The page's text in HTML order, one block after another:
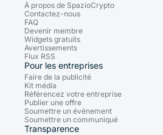
À propos de SpazioCrypto
Contactez-nous
FAQ
Devenir membre
Widgets gratuits
Avertissements
Flux RSS
Pour les entreprises
Faire de la publicité
Kit média
Référencez votre entreprise
Publier une offre
Soumettre un événement
Soumettre un communiqué
Transparence